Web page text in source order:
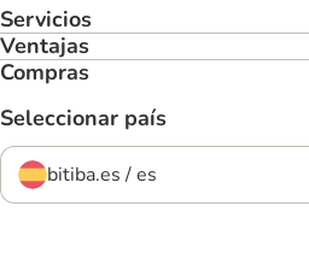
Servicios
Ventajas
Compras
Seleccionar país
bitiba.es / es